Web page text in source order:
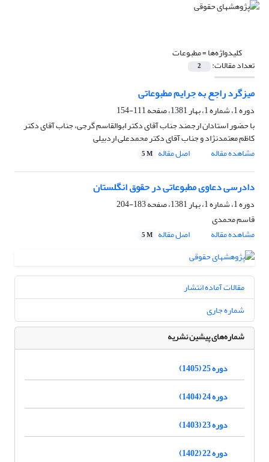
کلیدواژه‌ها =مطبوعات‌
تعداد مقالات: 2
میزگرد راجع به جرایم‌ مطبوعاتی
دوره 1، شماره 1، بهار 1381، صفحه
111-154
با حضور استادان ارجمند جناب آقای دکتر ابوالقاسم گرجی، جناب آقای دکتر
کاظم معتمدنژاد و جناب آقای دکتر محمدعلی اردبیلی
مشاهده مقاله
اصل مقاله 5 M
دادرسی‌ دعاوی‌ مطبوعاتی‌ در حقوق انگلستان
دوره 1، شماره 1، بهار 1381، صفحه
183-204
قاسم محمدی
مشاهده مقاله
اصل مقاله 5 M
مقالات آماده انتشار
شماره جاری
شماره‌های پیشین نشریه
دوره 25 (1405)
دوره 24 (1404)
دوره 23 (1403)
دوره 22 (1402)